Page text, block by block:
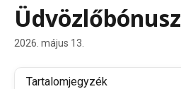
Üdvözlőbónusz
2026. május 13.
Tartalomjegyzék